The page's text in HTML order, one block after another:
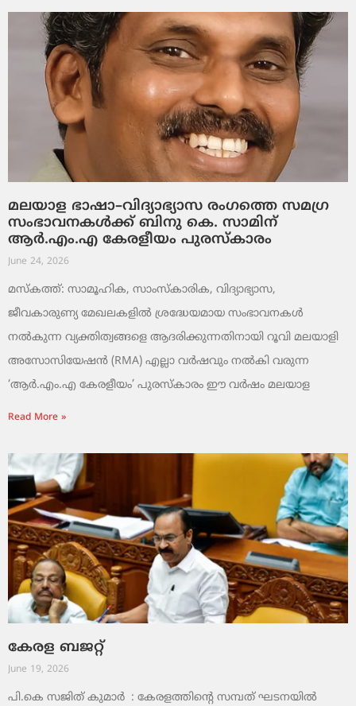
മലയാള ഭാഷാ–വിദ്യാഭ്യാസ രംഗത്തെ സമഗ്ര
സംഭാവനകൾക്ക് ബിനു കെ. സാമിന്
ആർ.എം.എ കേരളീയം പുരസ്‌കാരം
June 24, 2026
മസ്കത്ത്: സാമൂഹിക, സാംസ്‌കാരിക, വിദ്യാഭ്യാസ,
ജീവകാരുണ്യ മേഖലകളിൽ ശ്രദ്ധേയമായ സംഭാവനകൾ
നൽകുന്ന വ്യക്തിത്വങ്ങളെ ആദരിക്കുന്നതിനായി റൂവി മലയാളി
അസോസിയേഷൻ (RMA) എല്ലാ വർഷവും നൽകി വരുന്ന
‘ആർ.എം.എ കേരളീയം’ പുരസ്‌കാരം ഈ വർഷം മലയാള
Read More »
കേരള ബജറ്റ്
June 19, 2026
പി.കെ സജിത് കുമാര്‍ : കേരളത്തിന്റെ സമ്പത് ഘടനയിൽ